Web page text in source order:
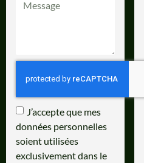
J’accepte que mes
données personnelles
soient utilisées
exclusivement dans le